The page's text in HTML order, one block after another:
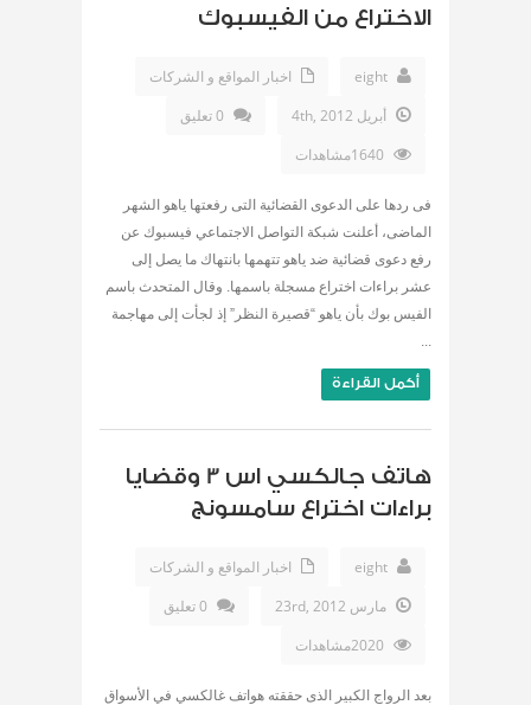
الاختراع من الفيسبوك
eight
اخبار المواقع و الشركات
أبريل 4th, 2012
0 تعليق
فى ردها على الدعوى القضائية التى رفعتها ياهو الشهر
الماضى، أعلنت شبكة التواصل الاجتماعي فيسبوك عن
رفع دعوى قضائية ضد ياهو تتهمها بانتهاك ما يصل إلى
عشر براءات اختراع مسجلة باسمها. وقال المتحدث باسم
الفيس بوك بأن ياهو “قصيرة النظر” إذ لجأت إلى مهاجمة
...
أكمل القراءة
هاتف جالكسي اس 3 وقضايا
براءات اختراع سامسونج
eight
اخبار المواقع و الشركات
مارس 23rd, 2012
0 تعليق
بعد الرواج الكبير الذى حققته هواتف غالكسي في الأسواق